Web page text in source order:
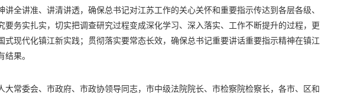
讲全讲准、讲清讲透，确保总书记对江苏工作的关心关怀和重要指示传达到各层各级、
要务实扎实，切实把调查研究过程变成深化学习、深入落实、工作不断提升的过程，更
式现代化镇江新实践；贯彻落实要常态长效，确保总书记重要讲话重要指示精神在镇江
果。
大常委会、市政府、市政协领导同志，市中级法院院长、市检察院检察长，各市、区和